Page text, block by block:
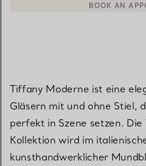
Tiffany Moderne ist eine
Gläsern mit und ohne Stiel,
perfekt in Szene setzen.
Kollektion wird im
kunsthandwerklicher